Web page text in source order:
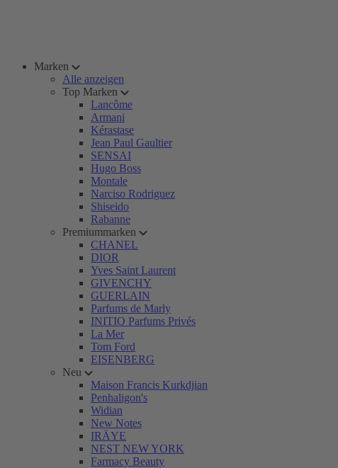
Marken
Alle anzeigen
Top Marken
Lancôme
Armani
Kérastase
Jean Paul Gaultier
SENSAI
Hugo Boss
Montale
Narciso Rodriguez
Shiseido
Rabanne
Premiummarken
CHANEL
DIOR
Yves Saint Laurent
GIVENCHY
GUERLAIN
Parfums de Marly
INITIO Parfums Privés
La Mer
Tom Ford
EISENBERG
Neu
Maison Francis Kurkdjian
Penhaligon's
Widian
New Notes
IRÄYE
NEST NEW YORK
Farmacy Beauty